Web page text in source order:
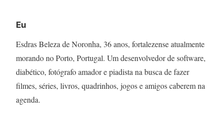
Eu
Esdras Beleza de Noronha, 36 anos, fortalezense atualmente
morando no Porto, Portugal. Um desenvolvedor de software,
diabético, fotógrafo amador e piadista na busca de fazer
filmes, séries, livros, quadrinhos, jogos e amigos caberem na
agenda.